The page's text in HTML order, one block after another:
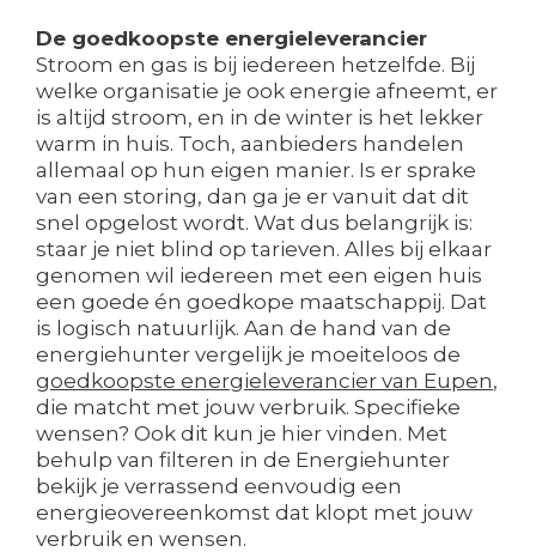
De goedkoopste energieleverancier
Stroom en gas is bij iedereen hetzelfde. Bij
welke organisatie je ook energie afneemt, er
is altijd stroom, en in de winter is het lekker
warm in huis. Toch, aanbieders handelen
allemaal op hun eigen manier. Is er sprake
van een storing, dan ga je er vanuit dat dit
snel opgelost wordt. Wat dus belangrijk is:
staar je niet blind op tarieven. Alles bij elkaar
genomen wil iedereen met een eigen huis
een goede én goedkope maatschappij. Dat
is logisch natuurlijk. Aan de hand van de
energiehunter vergelijk je moeiteloos de
goedkoopste energieleverancier van Eupen,
die matcht met jouw verbruik. Specifieke
wensen? Ook dit kun je hier vinden. Met
behulp van filteren in de Energiehunter
bekijk je verrassend eenvoudig een
energieovereenkomst dat klopt met jouw
verbruik en wensen.